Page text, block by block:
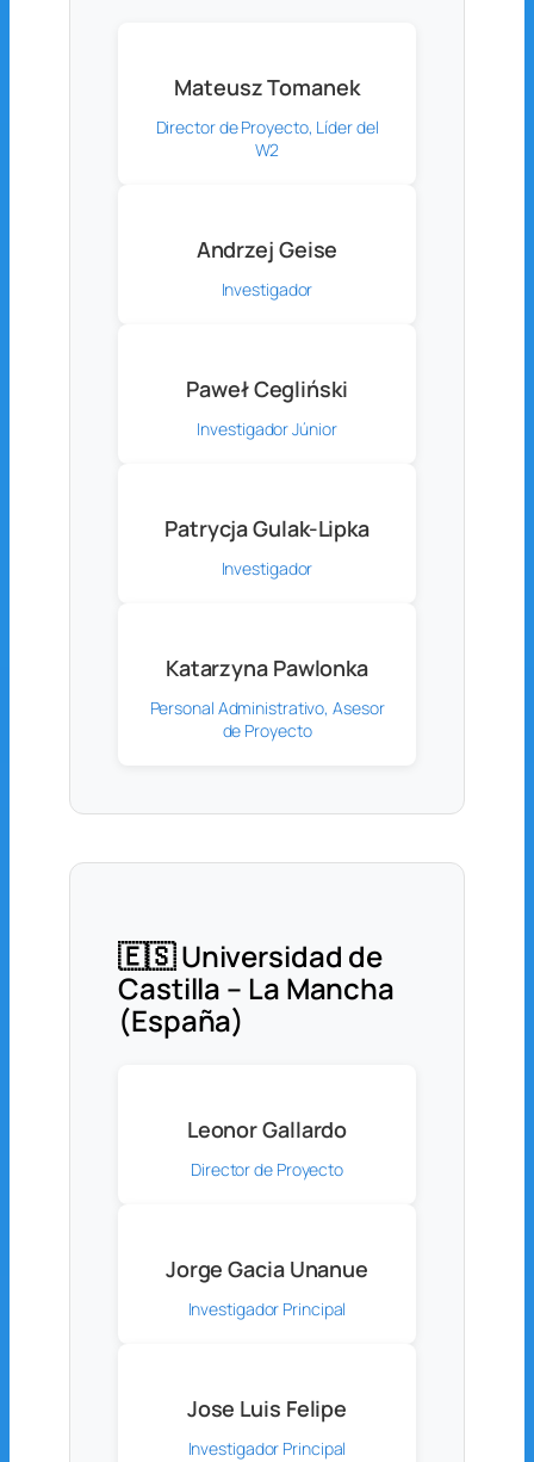
Mateusz Tomanek
Director de Proyecto, Líder del
W2
Andrzej Geise
Investigador
Paweł Cegliński
Investigador Júnior
Patrycja Gulak-Lipka
Investigador
Katarzyna Pawlonka
Personal Administrativo, Asesor
de Proyecto
🇪🇸 Universidad de
Castilla – La Mancha
(España)
Leonor Gallardo
Director de Proyecto
Jorge Gacia Unanue
Investigador Principal
Jose Luis Felipe
Investigador Principal